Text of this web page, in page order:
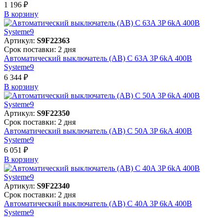
1 196 ₽
В корзинy
Артикул: S9F22363
Срок поставки: 2 дня
Автоматический выключатель (АВ) C 63A 3P 6kA 400В
Systeme9
6 344 ₽
В корзинy
Артикул: S9F22350
Срок поставки: 2 дня
Автоматический выключатель (АВ) C 50A 3P 6kA 400В
Systeme9
6 051 ₽
В корзинy
Артикул: S9F22340
Срок поставки: 2 дня
Автоматический выключатель (АВ) C 40A 3P 6kA 400В
Systeme9